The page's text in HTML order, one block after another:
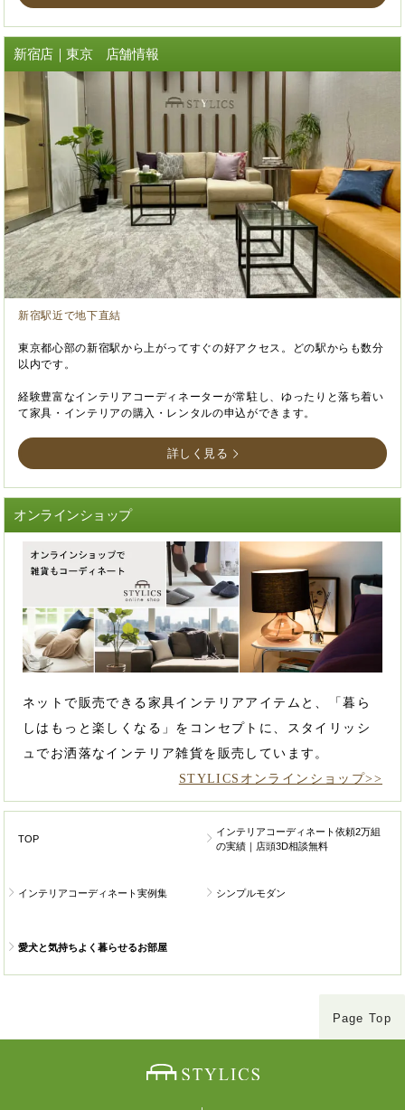
新宿店｜東京 店舗情報
新宿駅近で地下直結
東京都心部の新宿駅から上がってすぐの好アクセス。どの駅からも数分
以内です。
経験豊富なインテリアコーディネーターが常駐し、ゆったりと落ち着い
て家具・インテリアの購入・レンタルの申込ができます。
詳しく見る
オンラインショップ
ネットで販売できる家具インテリアアイテムと、「暮ら
しはもっと楽しくなる」をコンセプトに、スタイリッシ
ュでお洒落なインテリア雑貨を販売しています。
STYLICSオンラインショップ>>
TOP
インテリアコーディネート依頼2万組
の実績｜店頭3D相談無料
インテリアコーディネート実例集 シンプルモダン
愛犬と気持ちよく暮らせるお部屋
Page Top